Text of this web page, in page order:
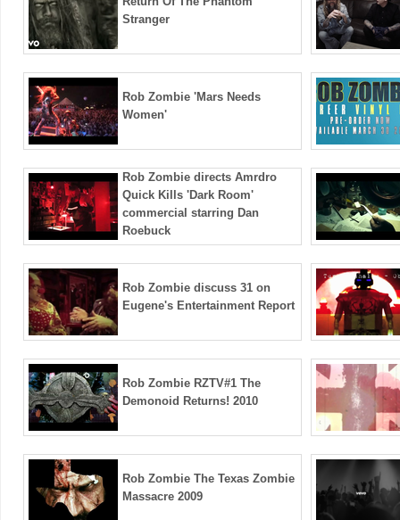
Stranger
Rob Zombie 'Mars Needs
Women'
Rob Zombie directs Amrdro
Quick Kills 'Dark Room'
commercial starring Dan
Roebuck
Rob Zombie discuss 31 on
Eugene's Entertainment Report
Rob Zombie RZTV#1 The
Demonoid Returns! 2010
Rob Zombie The Texas Zombie
Massacre 2009